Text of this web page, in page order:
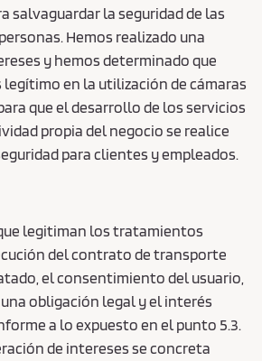
salvaguardar la seguridad de las
Hemos realizado una
y hemos determinado que
en la utilización de cámaras
que el desarrollo de los servicios
propia del negocio se realice
para clientes y empleados.
legitiman los tratamientos
del contrato de transporte
el consentimiento del usuario,
obligación legal y el interés
a lo expuesto en el punto 5.3.
de intereses se concreta